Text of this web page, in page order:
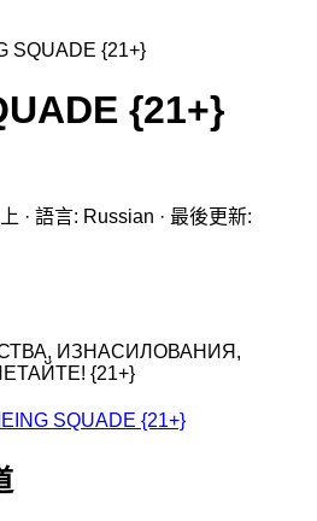
SQUADE {21+}
{21+}
· 語言: Russian · 最後更新:
ИЗНАСИЛОВАНИЯ,
{21+}
SQUADE {21+}